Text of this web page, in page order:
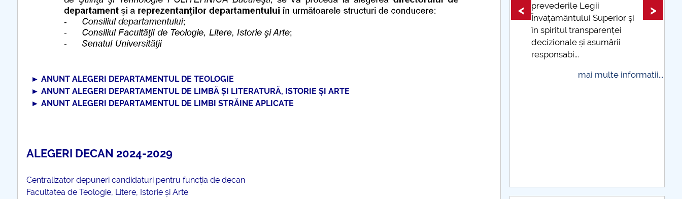
►ANUNT ALEGERI DEPARTAMENTUL DE TEOLOGIE
►ANUNT ALEGERI DEPARTAMENTUL DE LIMBĂ ȘI LITERATURĂ, ISTORIE ȘI ARTE
►ANUNT ALEGERI DEPARTAMENTUL DE LIMBI STRĂINE APLICATE
ALEGERI DECAN 2024-2029
Centralizator depuneri candidaturi pentru funcția de decan
Facultatea de Teologie, Litere, Istorie și Arte
ofertei educaționale
universitare la Colegiul
Teoretic „Ion Cantacuzino”
Piteşti 26.03.2026
mai multe informatii...
prevederile Legii
indexate Taxele se pot plăti
și cu cardul
mai multe informatii...
< >